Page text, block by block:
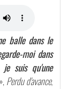
balle dans le
moi dans
suis qu'une
Perdu d'avance,